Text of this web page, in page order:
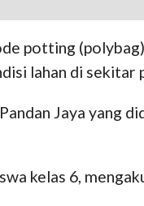
potting
lahan di sekitar
Jaya yang
kelas 6,